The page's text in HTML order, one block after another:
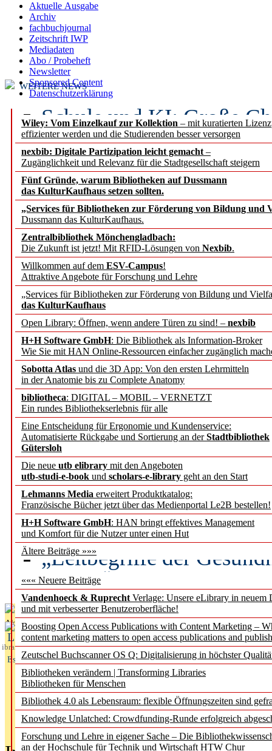
Aktuelle Ausgabe
Archiv
fachbuchjournal
Zeitschrift IWP
Mediadaten
Abo / Probeheft
Newsletter
Sponsored Content
Datenschutzerklärung
Wiley: Vom Einzelkauf zur Kollektion – mit kuratierten
effizienter werden und die Studierenden besser versorgen
nexbib: Digitale Partizipation leicht gemacht –
Zugänglichkeit und Relevanz für die Stadtgesellschaft steigern
Fünf Gründe, warum Bibliotheken auf Dussmann
das KulturKaufhaus setzen sollten.
„Services für Bibliotheken zur Förderung von Bildung und
Dussmann das KulturKaufhaus.
Zentralbibliothek Mönchengladbach:
Die Zukunft ist jetzt! Mit RFID-Lösungen von Nexbib.
Willkommen auf dem ESV-Campus!
Attraktive Angebote für Forschung und Lehre
„Services für Bibliotheken zur Förderung von Bildung und
das KulturKaufhaus
Open Library: Öffnen, wenn andere Türen zu sind! – nexbib
H+H Software GmbH: Die Bibliothek als Information-Broker
Wie Sie mit HAN Online-Ressourcen einfacher zugänglich
Sobotta Atlas und die 3D App: Von den ersten Lehrmitteln
in der Anatomie bis zu Complete Anatomy
bibliotheca: DIGITAL – MOBIL – VERNETZT
Ein rundes Bibliothekserlebnis für alle
Eine Entscheidung für Ergonomie und Kundenservice:
Automatisierte Rückgabe und Sortierung an derStadtbibliothek
Gütersloh
Die neue utb elibrary mit den Angeboten
utb-studi-e-book und scholars-e-library geht an den Start
Lehmanns Media erweitert Produktkatalog:
Französische Bücher jetzt über das Medienportal Le2B bestellen!
H+H Software GmbH: HAN bringt effektives Management
und Komfort für die Nutzer unter einen Hut
Ältere Beiträge »»»
««« Neuere Beiträge
Vandenhoeck & Ruprecht Verlage: Unsere eLibrary in neuem
und mit verbesserter Benutzeroberfläche!
Boosting Open Access Publications with Content Marketing –
content marketing matters to open access publications and
Zeutschel Buchscanner OS Q: Digitalisierung in höchster
Bibliotheken verändern | Transforming Libraries
Bibliotheken für Menschen
Bibliothek 4.0 als Lebensraum: flexible Öffnungszeiten sind
Knowledge Unlatched: Crowdfunding-Runde erfolgreich
Forschung und Lehre in eigener Sache – Die
an der Hochschule für Technik und Wirtschaft HTW Chur
WEITERE NEWS
Schule und KI: Große
Voraussetzungen
Erfolgreiches erstes
Segment Research –
angepasst
konstruktiv!
Mohr Siebeck
und die Zeitschrift für
Francke Attempto
EBSCO Information
Recherchefunktionen in
Sorbisches Institut neu
Geschichte und
Künstliche Intelligenz
besser zu verstehen
„Leitbegriffe der
des BIÖG erscheinen
Aktuelles aus
L
ibrary
Essentials